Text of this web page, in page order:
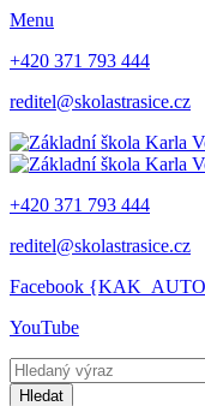
Menu
+420 371 793 444
reditel@skolastrasice.cz
+420 371 793 444
reditel@skolastrasice.cz
Facebook
YouTube
Hledat